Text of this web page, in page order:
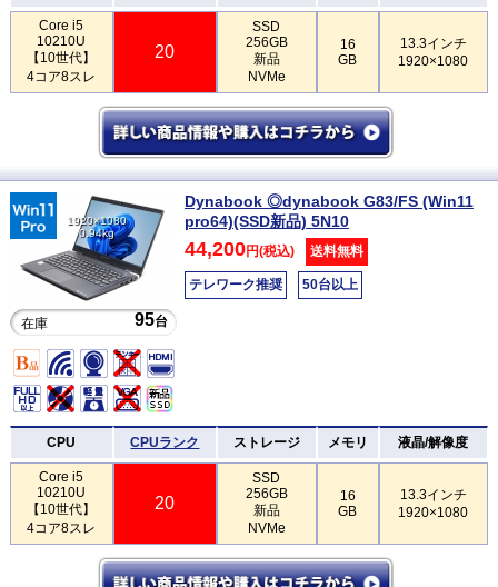
Core i5
10210U
【10世代】
4コア8スレ
20
SSD
256GB
新品
NVMe
16
GB
13.3インチ
1920×1080
1920×1080
0.94kg
在庫 95台
Dynabook ◎dynabook G83/FS (Win11
pro64)(SSD新品) 5N10
44,200円(税込) 送料無料
テレワーク推奨 50台以上
CPU CPUランク ストレージ メモリ 液晶/解像度
Core i5
10210U
【10世代】
4コア8スレ
20
SSD
256GB
新品
NVMe
16
GB
13.3インチ
1920×1080